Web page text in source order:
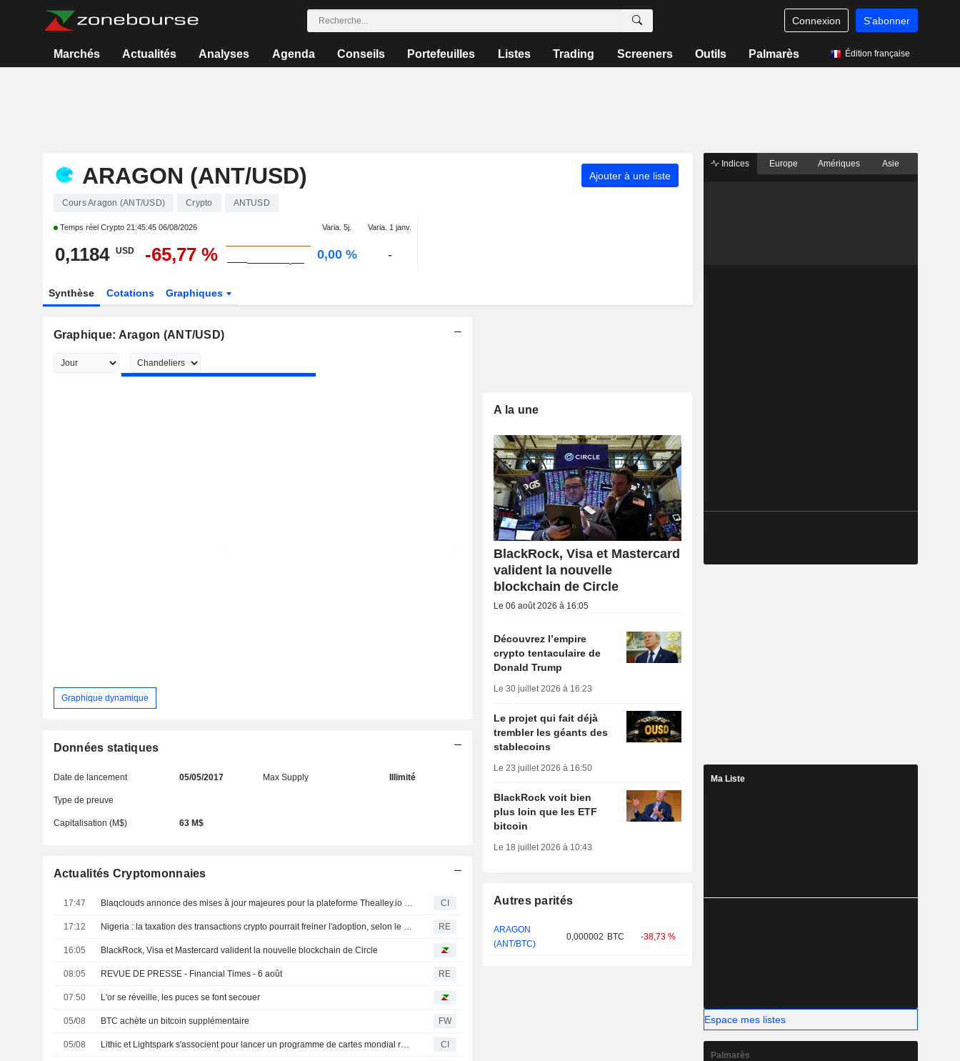
Connexion S'abonner
Marchés Actualités Analyses Agenda Conseils Portefeuilles Listes Trading Screeners Outils Palmarès Édition française
ARAGON (ANT/USD) Ajouter à une liste
Cours Aragon (ANT/USD) Crypto ANTUSD
Temps réel Crypto 21:45:45 06/08/2026 Varia. 5j. Varia. 1 janv.
0,1184 USD -65,77 % 0,00 % -
Synthèse Cotations Graphiques
Graphique: Aragon (ANT/USD)
Graphique dynamique
Données statiques
Date de lancement 05/05/2017
Type de preuve
Capitalisation (M$) 63 M$
Max Supply Illimité
Actualités Cryptomonnaies
17:47 Blaqclouds annonce des mises à jour majeures pour la plateforme Thealley.io et élargit ses catégories CI
17:12 Nigeria : la taxation des transactions crypto pourrait freiner l'adoption, selon le secteur RE
16:05 BlackRock, Visa et Mastercard valident la nouvelle blockchain de Circle
08:05 REVUE DE PRESSE - Financial Times - 6 août RE
07:50 L'or se réveille, les puces se font secouer
05/08 BTC achète un bitcoin supplémentaire FW
05/08 Lithic et Lightspark s'associent pour lancer un programme de cartes mondial reposant sur le règlement en stablecoins CI
A la une
BlackRock, Visa et Mastercard
valident la nouvelle
blockchain de Circle
Le 06 août 2026 à 16:05
Découvrez l’empire
crypto tentaculaire de
Donald Trump
Le 30 juillet 2026 à 16:23
Le projet qui fait déjà
trembler les géants des
stablecoins
Le 23 juillet 2026 à 16:50
BlackRock voit bien
plus loin que les ETF
bitcoin
Le 18 juillet 2026 à 10:43
Autres parités
ARAGON
(ANT/BTC)
0,000002 BTC -38,73 %
Indices Europe Amériques Asie
Ma Liste
Espace mes listes
Palmarès